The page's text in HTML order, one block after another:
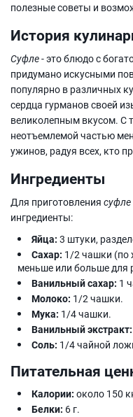
полезные советы и
История
Суфле- это блюдо с
придумано искусными
популярно в различных
сердца гурманов своей
великолепным вкусом. С
неотъемлемой частью
ужинов, радуя всех, кто
Ингредиенты
Для приготовления суфле
ингредиенты:
Яйца: 3 штуки,
Сахар: 1/2 чашки (по
меньше или больше для
Ванильный сахар: 1
Молоко: 1/2 чашки.
Мука: 1/4 чашки.
Ванильный экстракт:
Соль: 1/4 чайной
Питательная
Калории: около 150
Белки: 6 г.